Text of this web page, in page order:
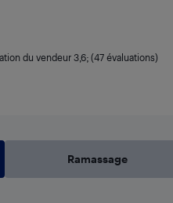
du vendeur 3,6; (47 évaluations)
Ramassage